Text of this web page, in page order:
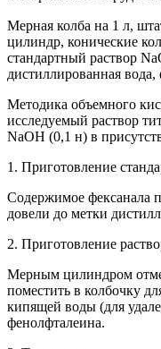
Мерная колба на 1 л,
цилиндр, конические
стандартный раствор
дистиллированная
Методика объемного
исследуемый раствор
NaOH (0,1 н) в
1. Приготовление
Содержимое фексанала
довели до метки
2. Приготовление
Мерным цилиндром
поместить в колбочку
кипящей воды (для
фенолфталеина.